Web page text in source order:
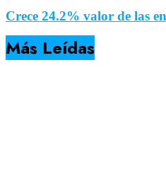
Crece 24.2% valor de las
Más Leídas